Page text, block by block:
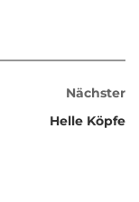
Nächster
Helle Köpfe